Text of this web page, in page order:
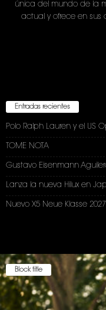
única del mundo de la
actual y ofrece en sus
Entradas recientes
Polo Ralph Lauren y el US
TOME NOTA
Gustavo Eisenmann
Lanza la nueva Hilux en
Nuevo X5 Neue Klasse
Block title